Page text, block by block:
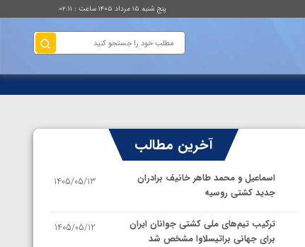
پنج شنبه ۱۵ مرداد ۱۴۰۵ ساعت : ۰۲:۱۱
آخرین مطالب
اسماعیل و محمد طاهر خانیف برادران
جدید کشتی روسیه
1405/05/13
ترکیب تیم‌های ملی کشتی جوانان ایران
برای جهانی براتیسلاوا مشخص شد
1405/05/12